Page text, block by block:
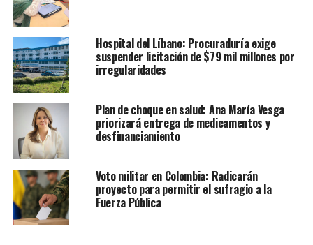
Hospital del Líbano: Procuraduría exige
suspender licitación de $79 mil millones por
irregularidades
Plan de choque en salud: Ana María Vesga
priorizará entrega de medicamentos y
desfinanciamiento
Voto militar en Colombia: Radicarán
proyecto para permitir el sufragio a la
Fuerza Pública